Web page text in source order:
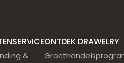
&
ONTDEK DRAWELRY